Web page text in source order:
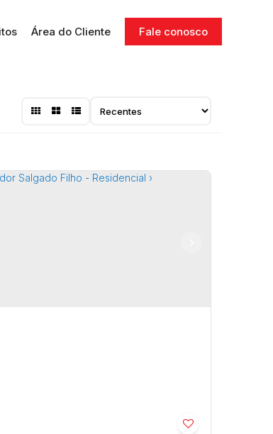
Fale conosco
Área do Cliente